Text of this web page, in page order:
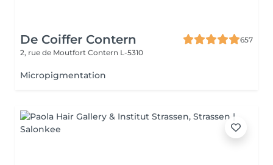
De Coiffer Contern
657
2, rue de Moutfort Contern L-5310
Micropigmentation